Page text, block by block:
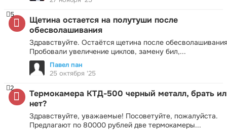
Щетина остается на полутуши после
обесволашивания
Здравствуйте. Остаётся щетина после
Пробовали увеличение циклов, замену бил,...
5
Павел пан
25 октября '25
Термокамера КТД-500 черный металл, брать
нет?
Здравствуйте, уважаемые! Посоветуйте, пожалуйста.
Предлагают по 80000 рублей две термокамеры...
2